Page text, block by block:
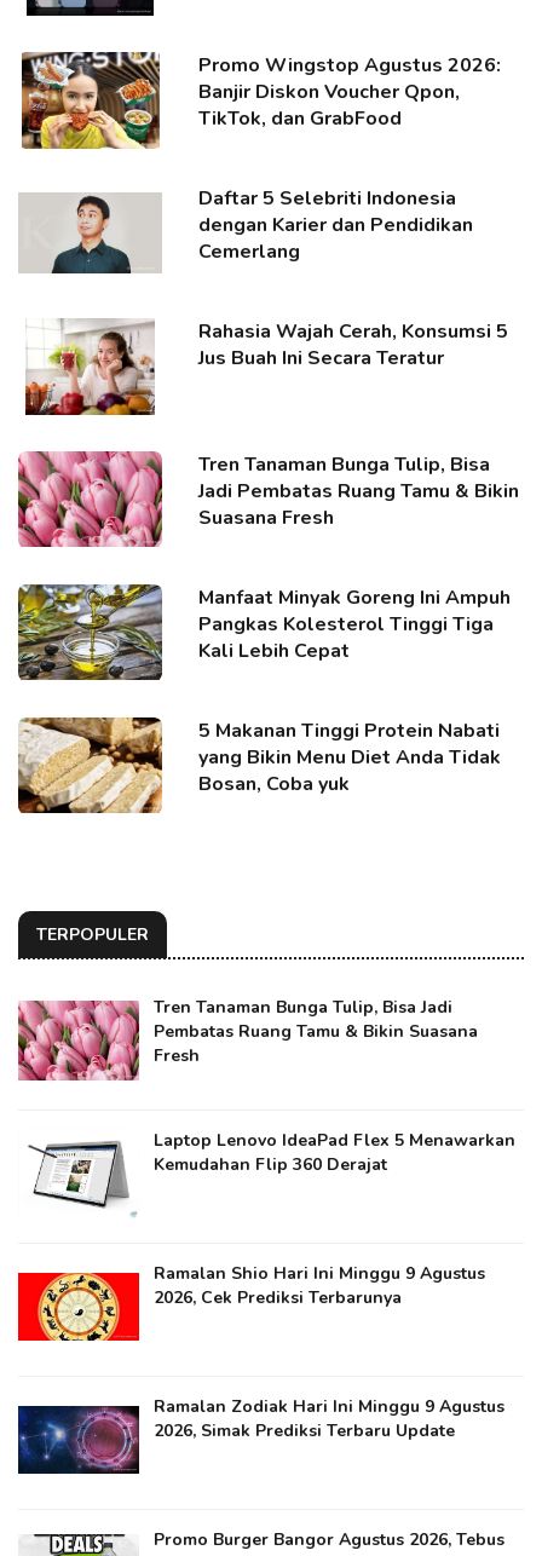
Promo Wingstop Agustus 2026:
Banjir Diskon Voucher Qpon,
TikTok, dan GrabFood
Daftar 5 Selebriti Indonesia
dengan Karier dan Pendidikan
Cemerlang
Rahasia Wajah Cerah, Konsumsi 5
Jus Buah Ini Secara Teratur
Tren Tanaman Bunga Tulip, Bisa
Jadi Pembatas Ruang Tamu & Bikin
Suasana Fresh
Manfaat Minyak Goreng Ini Ampuh
Pangkas Kolesterol Tinggi Tiga
Kali Lebih Cepat
5 Makanan Tinggi Protein Nabati
yang Bikin Menu Diet Anda Tidak
Bosan, Coba yuk
TERPOPULER
Tren Tanaman Bunga Tulip, Bisa Jadi
Pembatas Ruang Tamu & Bikin Suasana
Fresh
Laptop Lenovo IdeaPad Flex 5 Menawarkan
Kemudahan Flip 360 Derajat
Ramalan Shio Hari Ini Minggu 9 Agustus
2026, Cek Prediksi Terbarunya
Ramalan Zodiak Hari Ini Minggu 9 Agustus
2026, Simak Prediksi Terbaru Update
Promo Burger Bangor Agustus 2026, Tebus